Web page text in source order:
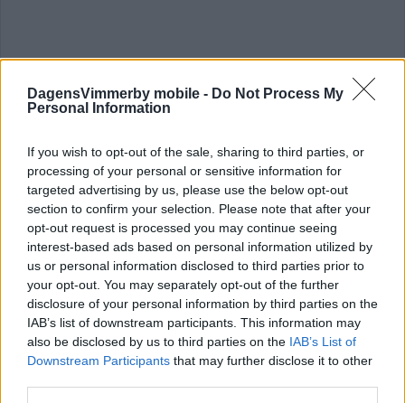
DagensVimmerby mobile - Do Not Process My
Personal Information
If you wish to opt-out of the sale, sharing to third parties, or
processing of your personal or sensitive information for
targeted advertising by us, please use the below opt-out
section to confirm your selection. Please note that after your
opt-out request is processed you may continue seeing
interest-based ads based on personal information utilized by
us or personal information disclosed to third parties prior to
your opt-out. You may separately opt-out of the further
disclosure of your personal information by third parties on the
IAB’s list of downstream participants. This information may
also be disclosed by us to third parties on the IAB’s List of
Downstream Participants that may further disclose it to other
Simona Mohamsson tog en rundtur och
mötte väljare på Västervik Resort
POLITIK 01 augusti 2026 03.59